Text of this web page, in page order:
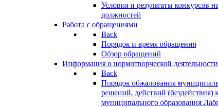
Условия и результаты конкурсов
должностей
Работа с обращениями
Back
Порядок и время обращения
Обзор обращений
Информация о нормотворческой деятельности
Back
Порядок обжалования
решений, действий (бездействия)
муниципального образования